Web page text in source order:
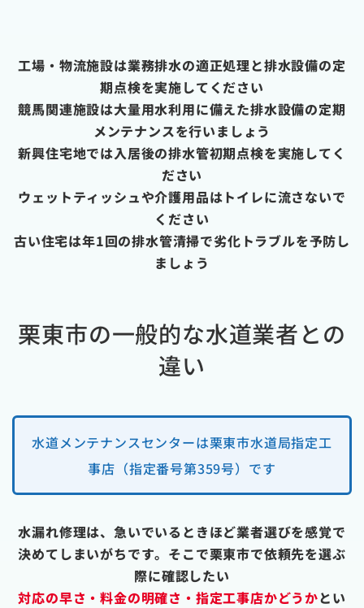
工場・物流施設は業務排水の適正処理と排水設備の定
期点検を実施してください
競馬関連施設は大量用水利用に備えた排水設備の定期
メンテナンスを行いましょう
新興住宅地では入居後の排水管初期点検を実施してく
ださい
ウェットティッシュや介護用品はトイレに流さないで
ください
古い住宅は年1回の排水管清掃で劣化トラブルを予防し
ましょう
栗東市の一般的な水道業者との
違い
水道メンテナンスセンターは栗東市水道局指定工
事店（指定番号第359号）です
水漏れ修理は、急いでいるときほど業者選びを感覚で
決めてしまいがちです。そこで栗東市で依頼先を選ぶ
際に確認したい
対応の早さ・料金の明確さ・指定工事店かどうかとい